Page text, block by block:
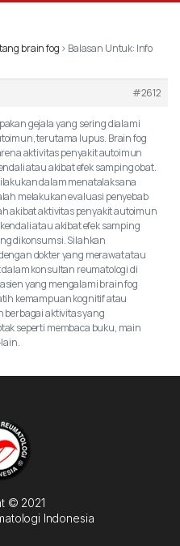
brain fog › Balasan Untuk: Info
#2612
gejala yang sering dialami
terutama lupus. Brain fog
aktivitas penyakit autoimun
atau akibat efek samping obat.
dalam menatalaksana
melakukan evaluasi penyebab
akibat aktivitas penyakit autoimun
atau akibat efek samping
dikonsumsi. Silahkan
dokter yang merawat atau
konsultan reumatologi di
yang mengalami brain fog
kemampuan kognitif atau
berbagai aktivitas yang
seperti membaca buku, main
© 2021
Indonesia